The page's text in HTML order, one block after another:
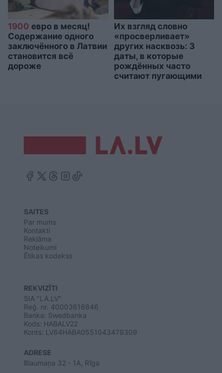
1900 евро в месяц!
Содержание одного
заключённого в Латвии
становится всё
дороже
Их взгляд словно
«просверливает»
других насквозь: 3
даты, в которые
рождённых часто
считают пугающими
SAITES
Par mums
Kontakti
Reklāma
Noteikumi
Ētikas kodekss
REKVIZĪTI
SIA "LA.LV"
Reģ. nr. 40003616846
Banka: Swedbanka
Kods: HABALV22
Konts: LV64HABA0551043479309
ADRESE
Blaumaņa 32 - 1A, Rīga